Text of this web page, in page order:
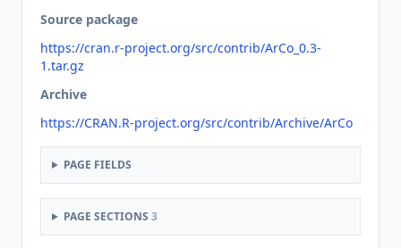
Source package
https://cran.r-project.org/src/contrib/ArCo_0.3-
1.tar.gz
Archive
https://CRAN.R-project.org/src/contrib/Archive/ArCo
PAGE FIELDS
PAGE SECTIONS 3